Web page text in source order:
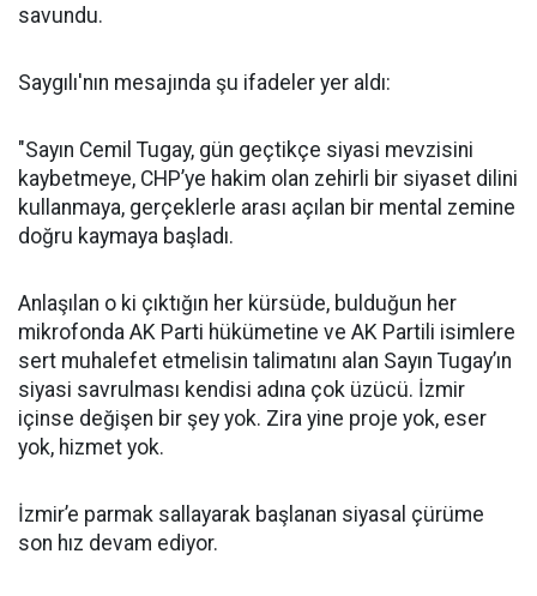
savundu.
Saygılı'nın mesajında şu ifadeler yer aldı:
"Sayın Cemil Tugay, gün geçtikçe siyasi mevzisini
kaybetmeye, CHP’ye hakim olan zehirli bir siyaset dilini
kullanmaya, gerçeklerle arası açılan bir mental zemine
doğru kaymaya başladı.
Anlaşılan o ki çıktığın her kürsüde, bulduğun her
mikrofonda AK Parti hükümetine ve AK Partili isimlere
sert muhalefet etmelisin talimatını alan Sayın Tugay’ın
siyasi savrulması kendisi adına çok üzücü. İzmir
içinse değişen bir şey yok. Zira yine proje yok, eser
yok, hizmet yok.
İzmir’e parmak sallayarak başlanan siyasal çürüme
son hız devam ediyor.